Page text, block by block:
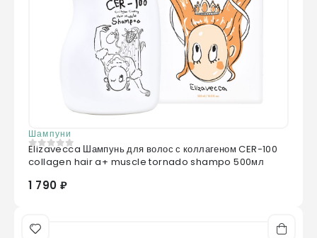
Шампуни
0из 5
Elizavecca Шампунь для волос с коллагеном CER-100
collagen hair a+ muscle tornado shampo 500мл
1 790 ₽